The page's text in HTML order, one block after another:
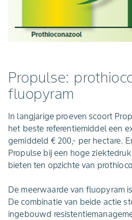
Propulse:
fluopyram
In langjarige proeven scoort
het beste referentiemiddel een
gemiddeld € 200,- per hectare.
Propulse bij een hoge
bieten ten opzichte van
De meerwaarde van fluopyram
De combinatie van beide actie
ingebouwd